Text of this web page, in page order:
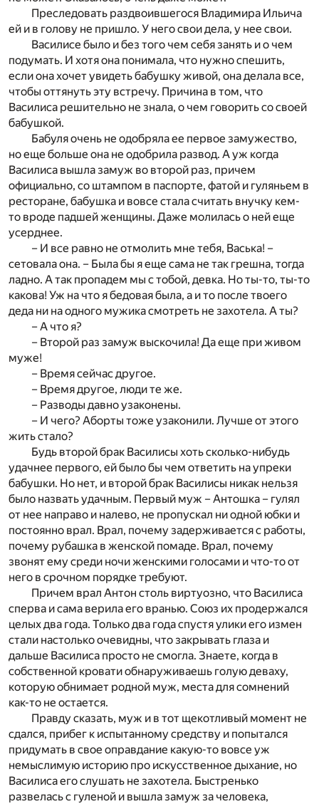
Преследовать раздвоившегося Владимира Ильича
ей и в голову не пришло. У него свои дела, у нее свои.
Василисе было и без того чем себя занять и о чем
подумать. И хотя она понимала, что нужно спешить,
если она хочет увидеть бабушку живой, она делала все,
чтобы оттянуть эту встречу. Причина в том, что
Василиса решительно не знала, о чем говорить со своей
бабушкой.
Бабуля очень не одобряла ее первое замужество,
но еще больше она не одобрила развод. А уж когда
Василиса вышла замуж во второй раз, причем
официально, со штампом в паспорте, фатой и гуляньем в
ресторане, бабушка и вовсе стала считать внучку кем-
то вроде падшей женщины. Даже молилась о ней еще
усерднее.
– И все равно не отмолить мне тебя, Васька! –
сетовала она. – Была бы я еще сама не так грешна, тогда
ладно. А так пропадем мы с тобой, девка. Но ты-то, ты-то
какова! Уж на что я бедовая была, а и то после твоего
деда ни на одного мужика смотреть не захотела. А ты?
– А что я?
– Второй раз замуж выскочила! Да еще при живом
муже!
– Время сейчас другое.
– Время другое, люди те же.
– Разводы давно узаконены.
– И чего? Аборты тоже узаконили. Лучше от этого
жить стало?
Будь второй брак Василисы хоть сколько-нибудь
удачнее первого, ей было бы чем ответить на упреки
бабушки. Но нет, и второй брак Василисы никак нельзя
было назвать удачным. Первый муж – Антошка – гулял
от нее направо и налево, не пропускал ни одной юбки и
постоянно врал. Врал, почему задерживается с работы,
почему рубашка в женской помаде. Врал, почему
звонят ему среди ночи женскими голосами и что-то от
него в срочном порядке требуют.
Причем врал Антон столь виртуозно, что Василиса
сперва и сама верила его вранью. Союз их продержался
целых два года. Только два года спустя улики его измен
стали настолько очевидны, что закрывать глаза и
дальше Василиса просто не смогла. Знаете, когда в
собственной кровати обнаруживаешь голую деваху,
которую обнимает родной муж, места для сомнений
как-то не остается.
Правду сказать, муж и в тот щекотливый момент не
сдался, прибег к испытанному средству и попытался
придумать в свое оправдание какую-то вовсе уж
немыслимую историю про искусственное дыхание, но
Василиса его слушать не захотела. Быстренько
развелась с гуленой и вышла замуж за человека,